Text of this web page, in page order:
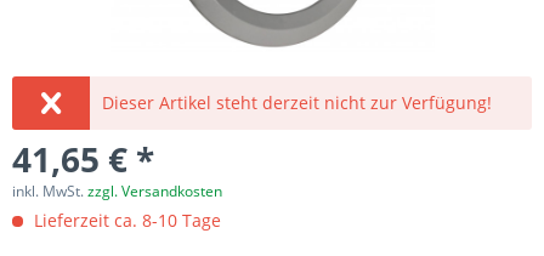
Dieser Artikel steht derzeit nicht zur Verfügung!
41,65 € *
inkl. MwSt.zzgl. Versandkosten
Lieferzeit ca. 8-10 Tage